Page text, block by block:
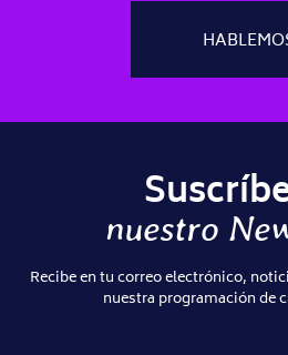
nuestro
Recibe en tu correo electrónico,
nuestra programación de